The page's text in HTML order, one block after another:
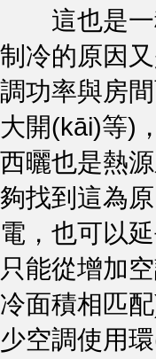
這也是一種
制冷的原因又
調功率與房
大開(kāi)等
西曬也是熱源
夠找到這為原
電，也可
只能從增加
冷面積相匹
少空調使用